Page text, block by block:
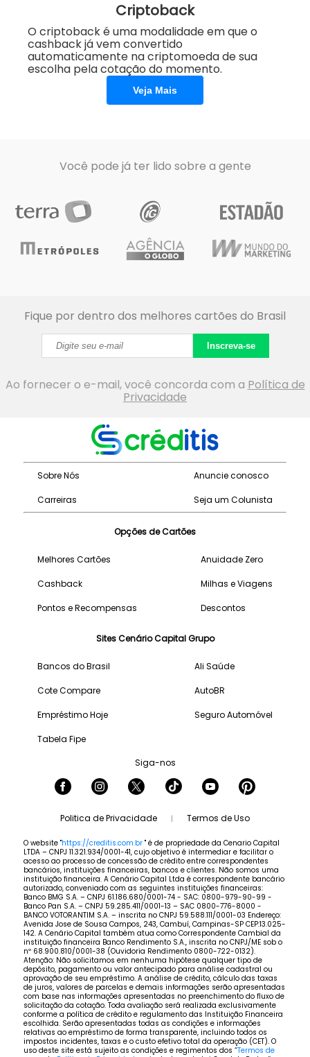
Criptoback
O criptoback é uma modalidade em que o
cashback já vem convertido
automaticamente na criptomoeda de sua
escolha pela cotação do momento.
Veja Mais
Você pode já ter lido sobre a gente
Fique por dentro dos melhores cartões do Brasil
Inscreva-se
Ao fornecer o e-mail, você concorda com a Política de
Privacidade
Sobre Nós
Carreiras
Anuncie conosco
Seja um Colunista
Opções de Cartões
Melhores Cartões
Cashback
Pontos e Recompensas
Anuidade Zero
Milhas e Viagens
Descontos
Sites Cenário Capital Grupo
Bancos do Brasil
Cote Compare
Empréstimo Hoje
Tabela Fipe
Ali Saúde
AutoBR
Seguro Automóvel
Siga-nos
Politica de Privacidade | Termos de Uso
O website "https://creditis.com.br " é de propriedade da Cenario Capital
LTDA – CNPJ 11.321.934/0001-41, cujo objetivo é intermediar e facilitar o
acesso ao processo de concessão de crédito entre correspondentes
bancários, instituições financeiras, bancos e clientes. Não somos uma
instituição financeira. A Cenário Capital Ltda é correspondente bancário
autorizado, conveniado com as seguintes instituições financeiras:
Banco BMG S.A. – CNPJ 61.186.680/0001-74 - SAC: 0800-979-90-99 -
Banco Pan S.A. – CNPJ 59.285.411/0001-13 – SAC 0800-776-8000 -
BANCO VOTORANTIM S.A. – inscrita no CNPJ 59.588.111/0001-03 Endereço:
Avenida Jose de Sousa Campos, 243, Cambuí, Campinas-SP CEP:13.025-
142. A Cenário Capital também atua como Correspondente Cambial da
instituição financeira Banco Rendimento S.A., inscrita no CNPJ/ME sob o
nº 68.900.810/0001-38 (Ouvidoria Rendimento 0800-722-0132).
Atenção: Não solicitamos em nenhuma hipótese qualquer tipo de
depósito, pagamento ou valor antecipado para análise cadastral ou
aprovação de seu empréstimo. A análise de crédito, cálculo das taxas
de juros, valores de parcelas e demais informações serão apresentadas
com base nas informações apresentadas no preenchimento do fluxo de
solicitação da cotação. Toda avaliação será realizada exclusivamente
conforme a política de crédito e regulamento das Instituição Financeira
escolhida. Serão apresentadas todas as condições e informações
relativas ao empréstimo de forma transparente, incluindo todos os
impostos incidentes, taxas e o custo efetivo total da operação (CET). O
uso deste site está sujeito as condições e regimentos dos “Termos de